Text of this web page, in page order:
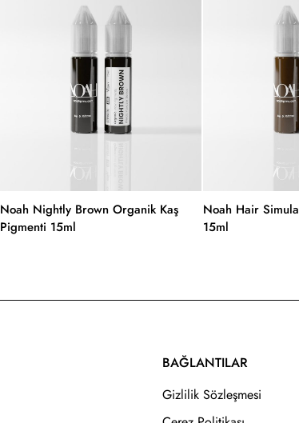
Noah Nightly Brown Organik Kaş
Pigmenti 15ml
Noah Hair
15ml
BAĞLANTILAR
Gizlilik Sözleşmesi